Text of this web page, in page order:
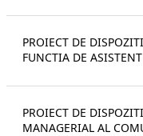
PROIECT DE
FUNCTIA DE
PROIECT DE
MANAGERIAL AL